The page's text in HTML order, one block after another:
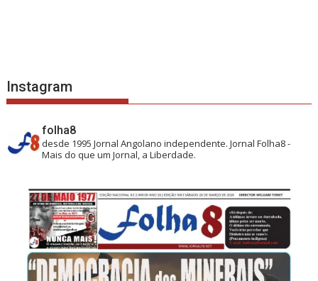
Instagram
folha8
desde 1995 Jornal Angolano independente.Jornal Folha8 -
Mais do que um Jornal, a Liberdade.